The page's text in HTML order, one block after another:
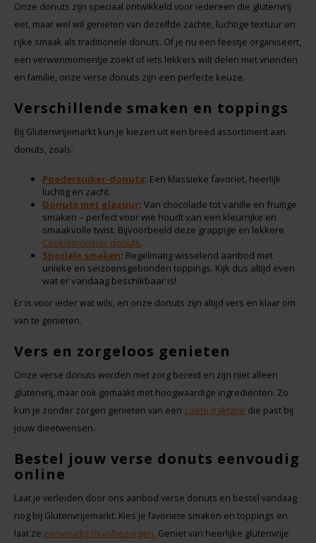
Swiet Moffo
TerraSana
Turtle
VA Foods/NOMM'it
VAT'M
Yakso
Your Organic Nature
Onze donuts zijn speciaal ontwikkeld voor iedereen die glutenvrij
eet, maar wel wil genieten van dezelfde zachte, luchtige textuur en
rijke smaak als traditionele donuts. Of je nu een feestje organiseert,
een verwenmomentje zoekt of iets lekkers wilt delen met vrienden
en familie, onze verse donuts zijn een perfecte keuze.
Verschillende smaken en toppings
Bij Glutenvrijemarkt kun je kiezen uit een breed assortiment aan
donuts, zoals:
Poedersuiker-donuts: Een klassieke favoriet, heerlijk
luchtig en zacht.
Donuts met glazuur: Van chocolade tot vanille en fruitige
smaken – perfect voor wie houdt van een kleurrijke en
smaakvolle twist. Bijvoorbeeld deze grappige en lekkere
Cookiemonster donuts.
Speciale smaken: Regelmatig wisselend aanbod met
unieke en seizoensgebonden toppings. Kijk dus altijd even
wat er vandaag beschikbaar is!
Er is voor ieder wat wils, en onze donuts zijn altijd vers en klaar om
van te genieten.
Vers en zorgeloos genieten
Onze verse donuts worden met zorg bereid en zijn niet alleen
glutenvrij, maar ook gemaakt met hoogwaardige ingrediënten. Zo
kun je zonder zorgen genieten van een zoete traktatie die past bij
jouw dieetwensen.
Bestel jouw verse donuts eenvoudig
online
Laat je verleiden door ons aanbod verse donuts en bestel vandaag
nog bij Glutenvrijemarkt. Kies je favoriete smaken en toppings en
laat ze eenvoudig thuisbezorgen. Geniet van heerlijke glutenvrije